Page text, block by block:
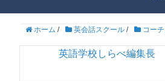
ホーム / 英会話スクール / コー
英語学校しらべ編集長